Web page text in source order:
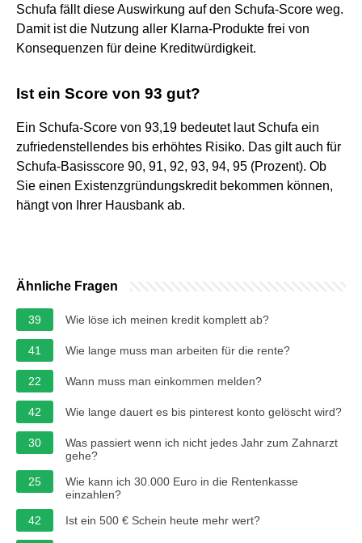
Schufa fällt diese Auswirkung auf den Schufa-Score weg.
Damit ist die Nutzung aller Klarna-Produkte frei von
Konsequenzen für deine Kreditwürdigkeit.
Ist ein Score von 93 gut?
Ein Schufa-Score von 93,19 bedeutet laut Schufa ein
zufriedenstellendes bis erhöhtes Risiko. Das gilt auch für
Schufa-Basisscore 90, 91, 92, 93, 94, 95 (Prozent). Ob
Sie einen Existenzgründungskredit bekommen können,
hängt von Ihrer Hausbank ab.
Ähnliche Fragen
39 Wie löse ich meinen kredit komplett ab?
41 Wie lange muss man arbeiten für die rente?
22 Wann muss man einkommen melden?
42 Wie lange dauert es bis pinterest konto gelöscht wird?
30
Was passiert wenn ich nicht jedes Jahr zum Zahnarzt
gehe?
25
Wie kann ich 30.000 Euro in die Rentenkasse
einzahlen?
42
Ist ein 500 € Schein heute mehr wert?